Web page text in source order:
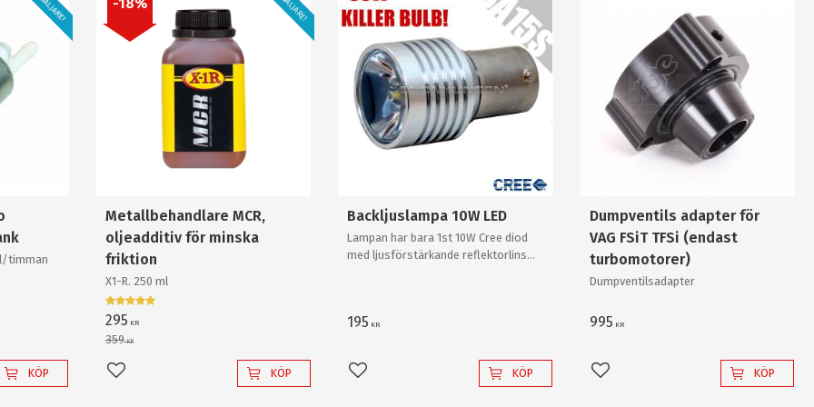
timman
KÖP
Metallbehandlare MCR,
oljeadditiv för minska
friktion
X1-R. 250 ml
295 KR
359KR
Lägg till i favoriter KÖP
Backljuslampa 10W LED
Lampan har bara 1st 10W Cree diod
med ljusförstärkande reflektorlins
195 KR
Lägg till i favoriter KÖP
Dumpventils adapter för
VAG FSiT TFSi (endast
turbomotorer)
Dumpventilsadapter
995 KR
Lägg till i favoriter KÖP